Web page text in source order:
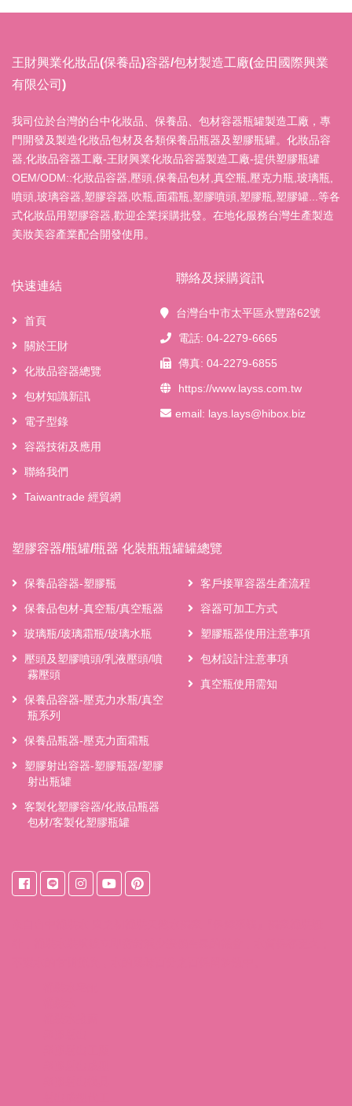
王財興業化妝品(保養品)容器/包材製造工廠(金田國際興業
有限公司)
我司位於台灣的台中化妝品、保養品、包材容器瓶罐製造工廠，專
門開發及製造化妝品包材及各類保養品瓶器及塑膠瓶罐。化妝品容
器,化妝品容器工廠-王財興業化妝品容器製造工廠-提供塑膠瓶罐
OEM/ODM::化妝品容器,壓頭,保養品包材,真空瓶,壓克力瓶,玻璃瓶,
噴頭,玻璃容器,塑膠容器,吹瓶,面霜瓶,塑膠噴頭,塑膠瓶,塑膠罐...等各
式化妝品用塑膠容器,歡迎企業採購批發。在地化服務台灣生產製造
美妝美容產業配合開發使用。
快速連結
首頁
關於王財
化妝品容器總覽
包材知識新訊
電子型錄
容器技術及應用
聯絡我們
Taiwantrade 經貿網
塑膠容器/瓶罐/瓶器 化裝瓶瓶罐罐總覽
保養品容器-塑膠瓶
保養品包材-真空瓶/真空瓶器
玻璃瓶/玻璃霜瓶/玻璃水瓶
壓頭及塑膠噴頭/乳液壓頭/噴
霧壓頭
保養品容器-壓克力水瓶/真空
瓶系列
保養品瓶器-壓克力面霜瓶
塑膠射出容器-塑膠瓶器/塑膠
射出瓶罐
客製化塑膠容器/化妝品瓶器
包材/客製化塑膠瓶罐
客戶接單容器生產流程
容器可加工方式
塑膠瓶器使用注意事項
包材設計注意事項
真空瓶使用需知
聯絡及採購資訊
台灣台中市太平區永豐路62號
電話: 04-2279-6665
傳真: 04-2279-6855
https://www.layss.com.tw
email: lays.lays@hibox.biz